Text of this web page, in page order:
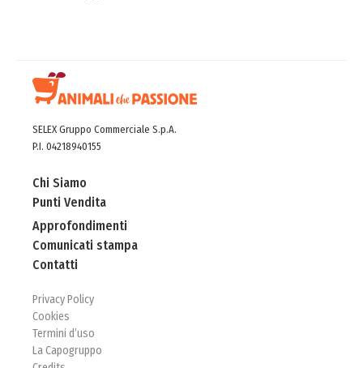
SELEX Gruppo Commerciale S.p.A.
P.I. 04218940155
Chi Siamo
Punti Vendita
Approfondimenti
Comunicati stampa
Contatti
Privacy Policy
Cookies
Termini d’uso
La Capogruppo